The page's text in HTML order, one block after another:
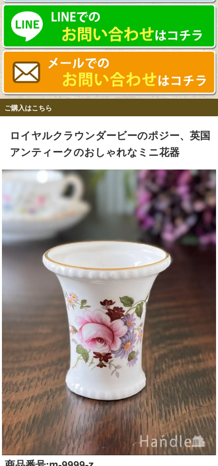
ご購入はこちら
ロイヤルクラウンダービーのポジー、英国
アンティークのおしゃれなミニ花器